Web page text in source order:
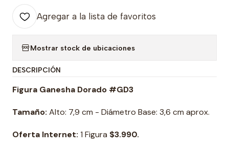
Agregar a la lista de favoritos
Mostrar stock de ubicaciones
DESCRIPCIÓN
Figura Ganesha Dorado #GD3
Tamaño: Alto: 7,9 cm - Diámetro Base: 3,6 cm aprox.
Oferta Internet: 1 Figura $3.990.